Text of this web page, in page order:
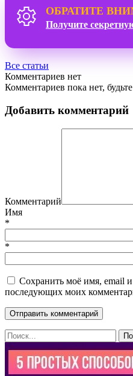
ОБРАТИТЕ
Получите
Все статьи
Комментариев нет
Комментариев пока нет,
Добавить комментарий
Комментарий
Имя
*
*
Сохранить моё имя, email и
последующих моих